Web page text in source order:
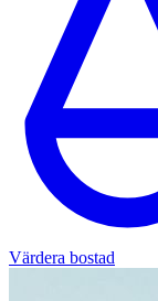
Värdera bostad